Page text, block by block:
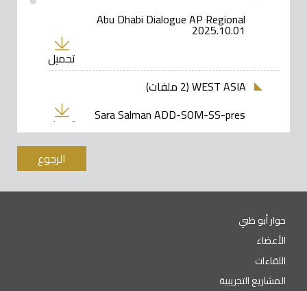
Abu Dhabi Dialogue AP Regional
2025.10.01
تحميل
WEST ASIA (2 ملفات)
Sara Salman ADD-SOM-SS-pres
تحميل
Sophie IOM ADD SOM Presentation -
ILO (0 Folders, 1 ملفات)
DAY 1 THEME 2 11-50am Just transition,
الرجوع
حوار أبو ظبي
الأعضاء
اللقاءات
المشاريع التجريبية